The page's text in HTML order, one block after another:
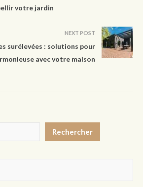
votre jardin
NEXT POST
surélevées : solutions pour
avec votre maison
Rechercher